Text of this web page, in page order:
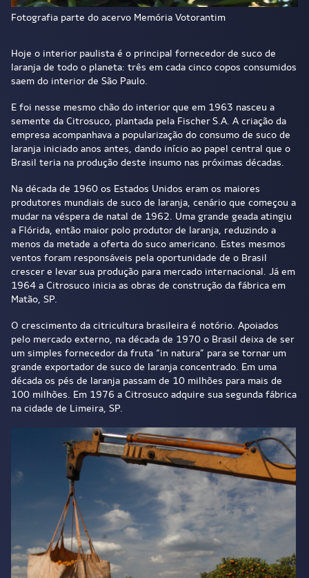
Fotografia parte do acervo Memória Votorantim
Hoje o interior paulista é o principal fornecedor de suco de
laranja de todo o planeta: três em cada cinco copos consumidos
saem do interior de São Paulo.
E foi nesse mesmo chão do interior que em 1963 nasceu a
semente da Citrosuco, plantada pela Fischer S.A. A criação da
empresa acompanhava a popularização do consumo de suco de
laranja iniciado anos antes, dando início ao papel central que o
Brasil teria na produção deste insumo nas próximas décadas.
Na década de 1960 os Estados Unidos eram os maiores
produtores mundiais de suco de laranja, cenário que começou a
mudar na véspera de natal de 1962. Uma grande geada atingiu
a Flórida, então maior polo produtor de laranja, reduzindo a
menos da metade a oferta do suco americano. Estes mesmos
ventos foram responsáveis pela oportunidade de o Brasil
crescer e levar sua produção para mercado internacional. Já em
1964 a Citrosuco inicia as obras de construção da fábrica em
Matão, SP.
O crescimento da citricultura brasileira é notório. Apoiados
pelo mercado externo, na década de 1970 o Brasil deixa de ser
um simples fornecedor da fruta “in natura” para se tornar um
grande exportador de suco de laranja concentrado. Em uma
década os pés de laranja passam de 10 milhões para mais de
100 milhões. Em 1976 a Citrosuco adquire sua segunda fábrica
na cidade de Limeira, SP.